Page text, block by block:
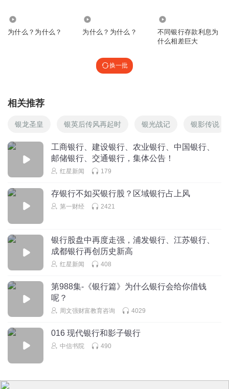
为什么？为什么？ 为什么？为什么？
不同银行存款利息为
什么相差巨大
换一批
相关推荐
银龙圣皇 银英后传风再起时 银光战记 银影传说
工商银行、建设银行、农业银行、中国银行、
邮储银行、交通银行，集体公告！
红星新闻 179
存银行不如买银行股？区域银行占上风
第一财经 2421
银行股盘中再度走强，浦发银行、江苏银行、
成都银行再创历史新高
红星新闻 408
第988集-《银行篇》为什么银行会给你借钱
呢？
周文强财富教育咨询 4029
016 现代银行和影子银行
中信书院 490